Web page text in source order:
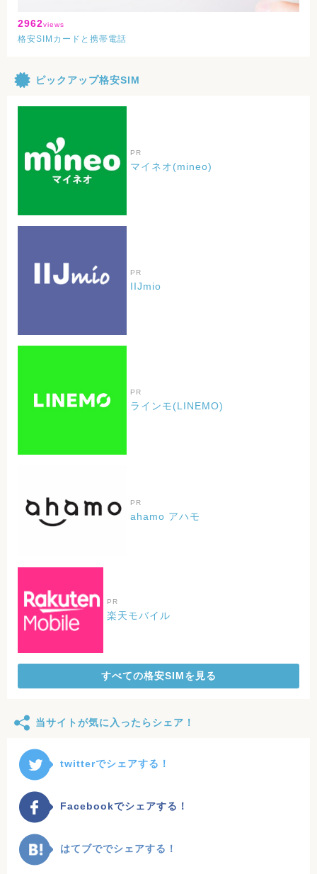
2962views
格安SIMカードと携帯電話
ピックアップ格安SIM
PR
マイネオ(mineo)
PR
IIJmio
PR
ラインモ(LINEMO)
PR
ahamo アハモ
PR
楽天モバイル
すべての格安SIMを見る
当サイトが気に入ったらシェア！
twitterでシェアする！
Facebookでシェアする！
はてブででシェアする！